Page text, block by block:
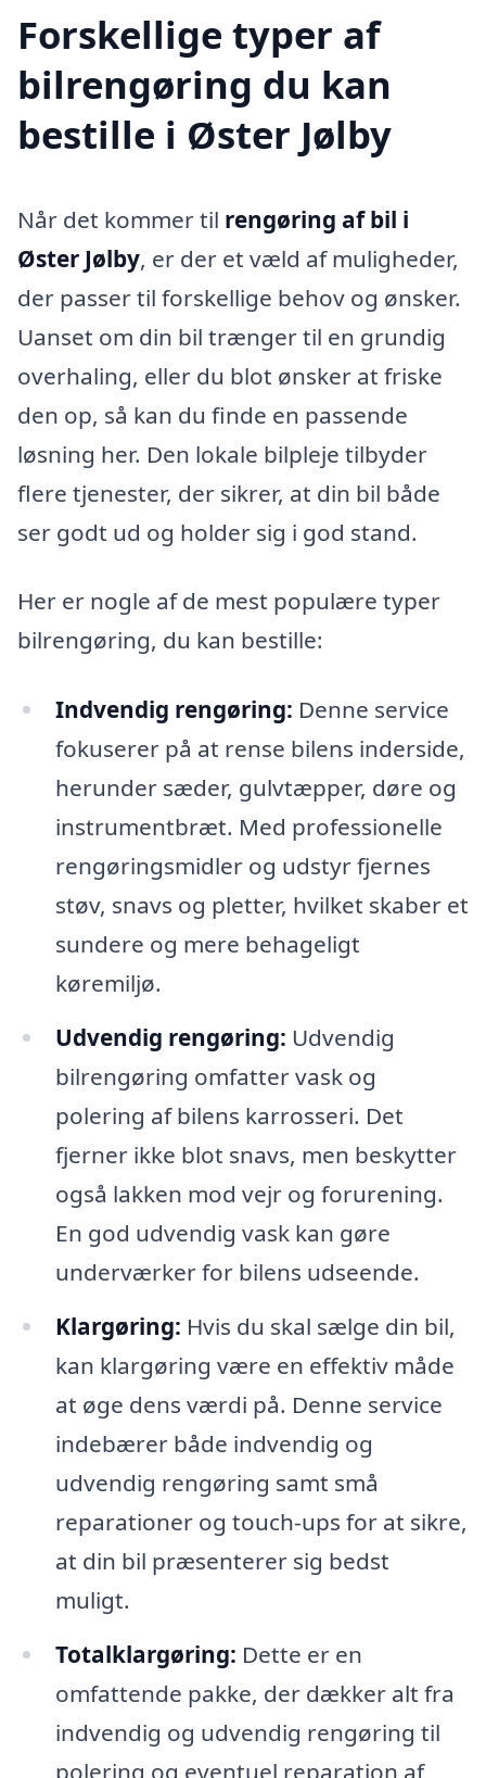
Forskellige typer af
bilrengøring du kan
bestille i Øster Jølby
Når det kommer til rengøring af bil i
Øster Jølby, er der et væld af muligheder,
der passer til forskellige behov og ønsker.
Uanset om din bil trænger til en grundig
overhaling, eller du blot ønsker at friske
den op, så kan du finde en passende
løsning her. Den lokale bilpleje tilbyder
flere tjenester, der sikrer, at din bil både
ser godt ud og holder sig i god stand.
Her er nogle af de mest populære typer
bilrengøring, du kan bestille:
Indvendig rengøring: Denne service
fokuserer på at rense bilens inderside,
herunder sæder, gulvtæpper, døre og
instrumentbræt. Med professionelle
rengøringsmidler og udstyr fjernes
støv, snavs og pletter, hvilket skaber et
sundere og mere behageligt
køremiljø.
Udvendig rengøring: Udvendig
bilrengøring omfatter vask og
polering af bilens karrosseri. Det
fjerner ikke blot snavs, men beskytter
også lakken mod vejr og forurening.
En god udvendig vask kan gøre
underværker for bilens udseende.
Klargøring: Hvis du skal sælge din bil,
kan klargøring være en effektiv måde
at øge dens værdi på. Denne service
indebærer både indvendig og
udvendig rengøring samt små
reparationer og touch-ups for at sikre,
at din bil præsenterer sig bedst
muligt.
Totalklargøring: Dette er en
omfattende pakke, der dækker alt fra
indvendig og udvendig rengøring til
polering og eventuel reparation af